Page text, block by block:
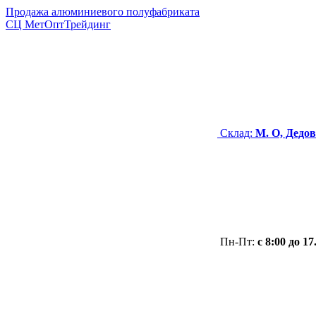
Продажа алюминиевого полуфабриката
СЦ МетОптТрейдинг
Склад: М. О,
Пн-Пт: с 8:00 до